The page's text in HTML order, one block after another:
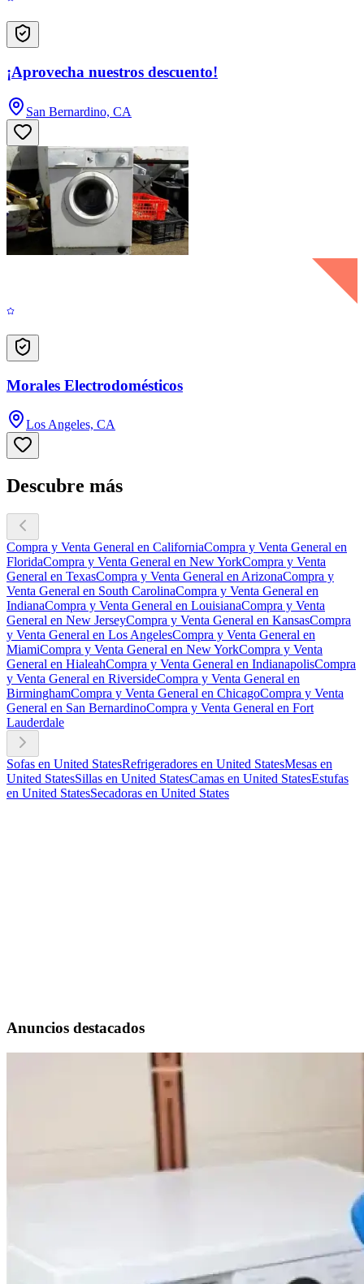
¡Aprovecha nuestros descuento!
San Bernardino, CA
Morales Electrodomésticos
Los Angeles, CA
Descubre más
Compra y Venta General en CaliforniaCompra y Venta General en
FloridaCompra y Venta General en New YorkCompra y Venta
General en TexasCompra y Venta General en ArizonaCompra y
Venta General en South CarolinaCompra y Venta General en
IndianaCompra y Venta General en LouisianaCompra y Venta
General en New JerseyCompra y Venta General en KansasCompra
y Venta General en Los AngelesCompra y Venta General en
MiamiCompra y Venta General en New YorkCompra y Venta
General en HialeahCompra y Venta General en IndianapolisCompra
y Venta General en RiversideCompra y Venta General en
BirminghamCompra y Venta General en ChicagoCompra y Venta
General en San BernardinoCompra y Venta General en Fort
Lauderdale
Sofas en United StatesRefrigeradores en United StatesMesas en
United StatesSillas en United StatesCamas en United StatesEstufas
en United StatesSecadoras en United States
Anuncios destacados